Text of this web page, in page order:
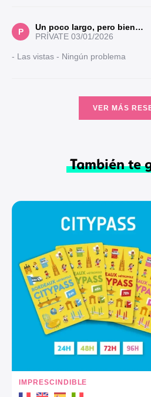
P
Un poco largo, pero bien…
PRÍVATE 03/01/2026
- Las vistas - Ningún problema
VER MÁS
También te
IMPRESCINDIBLE